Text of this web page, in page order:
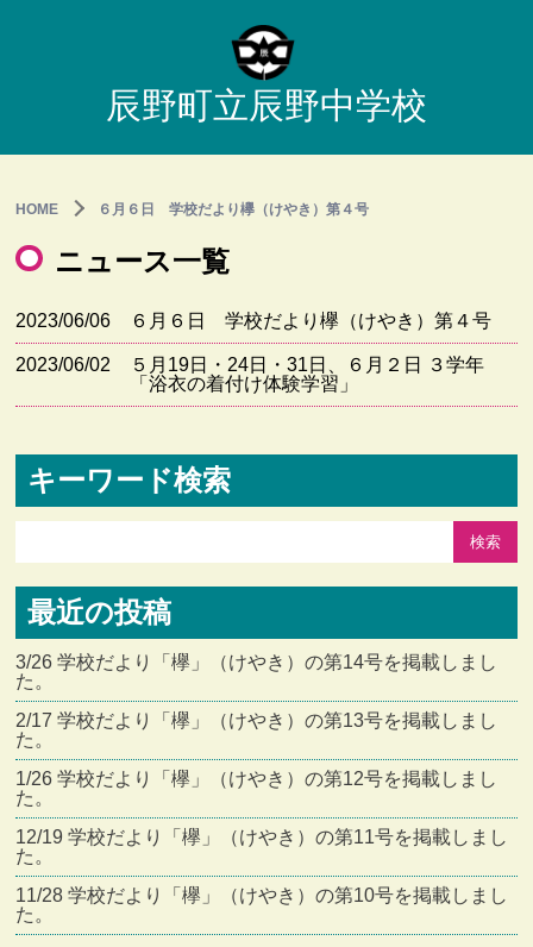
辰野町立辰野中学校
HOME ６月６日 学校だより欅（けやき）第４号
ニュース一覧
2023/06/06 ６月６日 学校だより欅（けやき）第４号
2023/06/02
５月19日・24日・31日、６月２日 ３学年
「浴衣の着付け体験学習」
キーワード検索
最近の投稿
3/26 学校だより「欅」（けやき）の第14号を掲載しまし
た。
2/17 学校だより「欅」（けやき）の第13号を掲載しまし
た。
1/26 学校だより「欅」（けやき）の第12号を掲載しまし
た。
12/19 学校だより「欅」（けやき）の第11号を掲載しまし
た。
11/28 学校だより「欅」（けやき）の第10号を掲載しまし
た。